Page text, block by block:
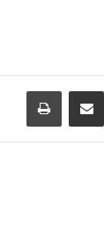
مشاركة عبر البريد طباعة